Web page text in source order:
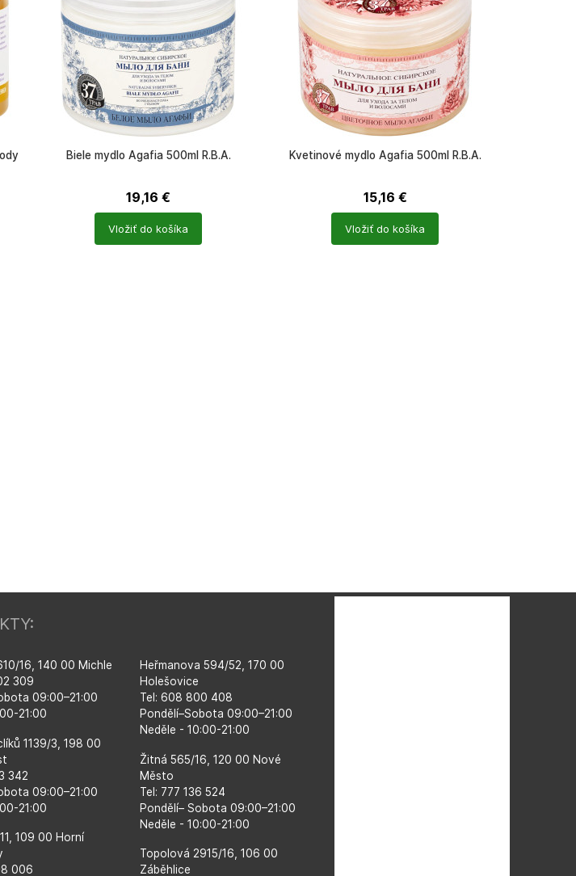
Biele mydlo Agafia 500ml R.B.A.
19,16 €
Vložiť do košíka
Kvetinové mydlo Agafia 500ml R.B.A.
15,16 €
Vložiť do košíka
16, 140 00 Michle
309
09:00–​21:00
21:00
1139/3, 198 00
342
09:00–​21:00
21:00
109 00 Horní
006
Heřmanova 594/52, 170 00
Holešovice
Tel: 608 800 408
Pondělí–​Sobota 09:00–​21:00
Neděle - 10:00-21:00
Žitná 565/16, 120 00 Nové
Město
Tel: 777 136 524
Pondělí– Sobota 09:00–21:00
Neděle - 10:00-21:00
Topolová 2915/16, 106 00
Záběhlice